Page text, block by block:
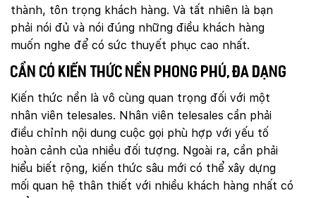
thành, tôn trọng khách hàng. Và tất nhiên là bạn
phải nói đủ và nói đúng những điều khách hàng
muốn nghe để có sức thuyết phục cao nhất.
Cần có kiến thức nền phong phú, đa dạng
Kiến thức nền là vô cùng quan trọng đối với một
nhân viên telesales. Nhân viên telesales cần phải
điều chỉnh nội dung cuộc gọi phù hợp với yếu tố
hoàn cảnh của nhiều đối tượng. Ngoài ra, cần phải
hiểu biết rộng, kiến thức sâu mới có thể xây dựng
mối quan hệ thân thiết với nhiều khách hàng nhất có
Quý khách vui lòng đăng nhập vào hệ thống
quản lý dự án để theo dõi tiến độ.